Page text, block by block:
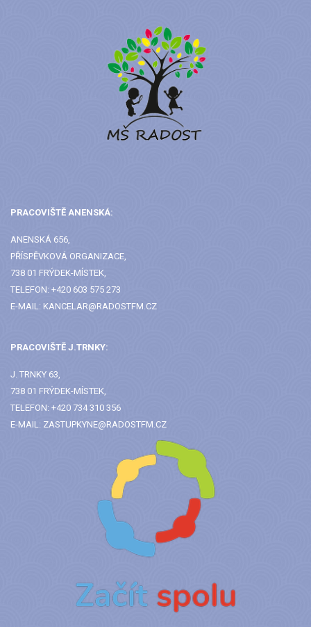
PRACOVIŠTĚ ANENSKÁ:
ANENSKÁ 656,
PŘÍSPĚVKOVÁ ORGANIZACE,
738 01 FRÝDEK-MÍSTEK,
TELEFON: +420 603 575 273
E-MAIL: KANCELAR@RADOSTFM.CZ
PRACOVIŠTĚ J.TRNKY:
J. TRNKY 63,
738 01 FRÝDEK-MÍSTEK,
TELEFON: +420 734 310 356
E-MAIL: ZASTUPKYNE@RADOSTFM.CZ